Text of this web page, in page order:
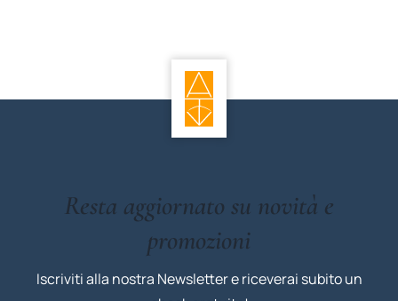
Resta aggiornato su novità e
promozioni
Iscriviti alla nostra Newsletter e riceverai subito un